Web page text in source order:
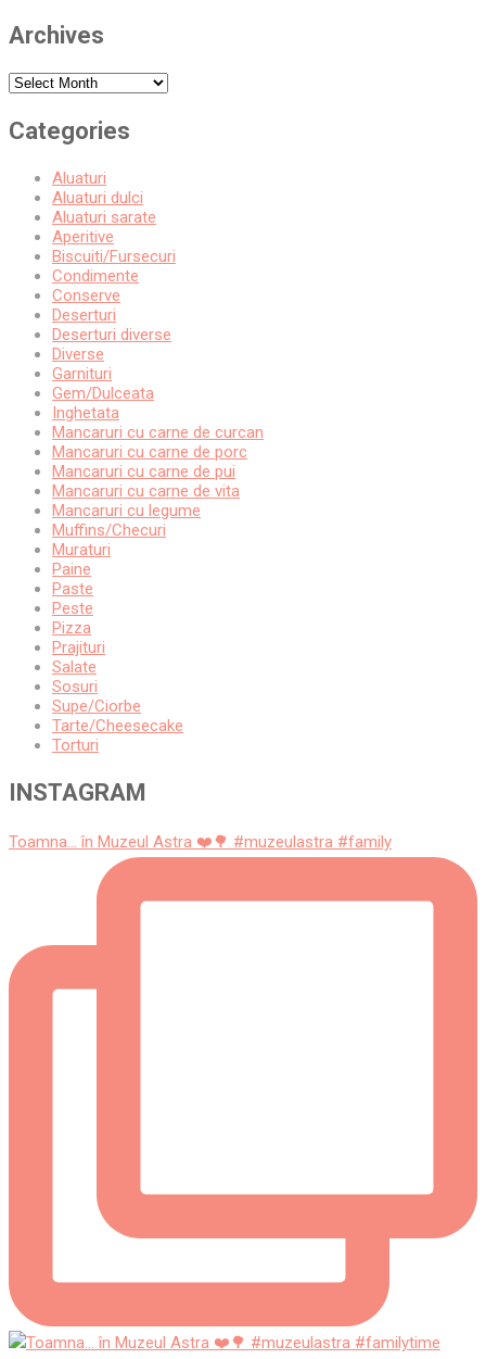
Archives
Archives
Categories
Aluaturi
Aluaturi dulci
Aluaturi sarate
Aperitive
Biscuiti/Fursecuri
Condimente
Conserve
Deserturi
Deserturi diverse
Diverse
Garnituri
Gem/Dulceata
Inghetata
Mancaruri cu carne de curcan
Mancaruri cu carne de porc
Mancaruri cu carne de pui
Mancaruri cu carne de vita
Mancaruri cu legume
Muffins/Checuri
Muraturi
Paine
Paste
Peste
Pizza
Prajituri
Salate
Sosuri
Supe/Ciorbe
Tarte/Cheesecake
Torturi
INSTAGRAM
Toamna... în Muzeul Astra ❤️🌳 #muzeulastra #family